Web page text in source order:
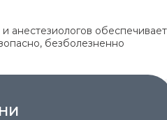
анестезиологов обеспечивает
безболезненно